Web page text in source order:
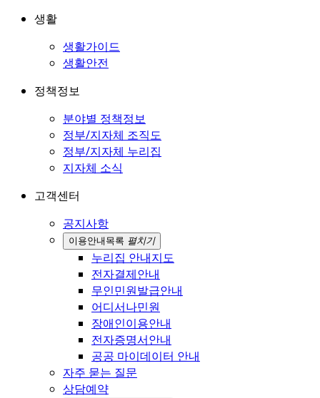
생활
생활가이드
생활안전
정책정보
분야별 정책정보
정부/지자체 조직도
정부/지자체 누리집
지자체 소식
고객센터
공지사항
이용안내 목록 펼치기
누리집 안내지도
전자결제안내
무인민원발급안내
어디서나민원
장애인이용안내
전자증명서안내
공공 마이데이터 안내
자주 묻는 질문
상담예약